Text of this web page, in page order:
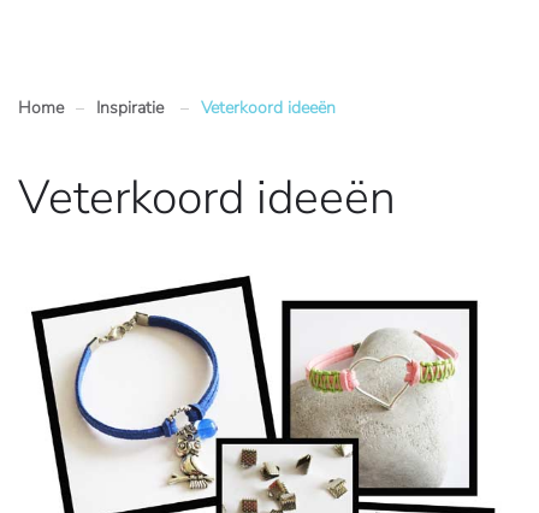
Home Inspiratie Veterkoord ideeën
Veterkoord ideeën